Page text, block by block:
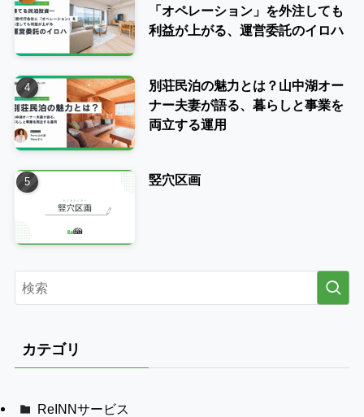
「オペレーション」を外注しても
利益が上がる、運営委託のイロハ
別荘民泊の魅力とは？山中湖オー
ナー夫妻が語る、暮らしと事業を
両立する運用
竪穴区画
カテゴリ
ReINNサービス